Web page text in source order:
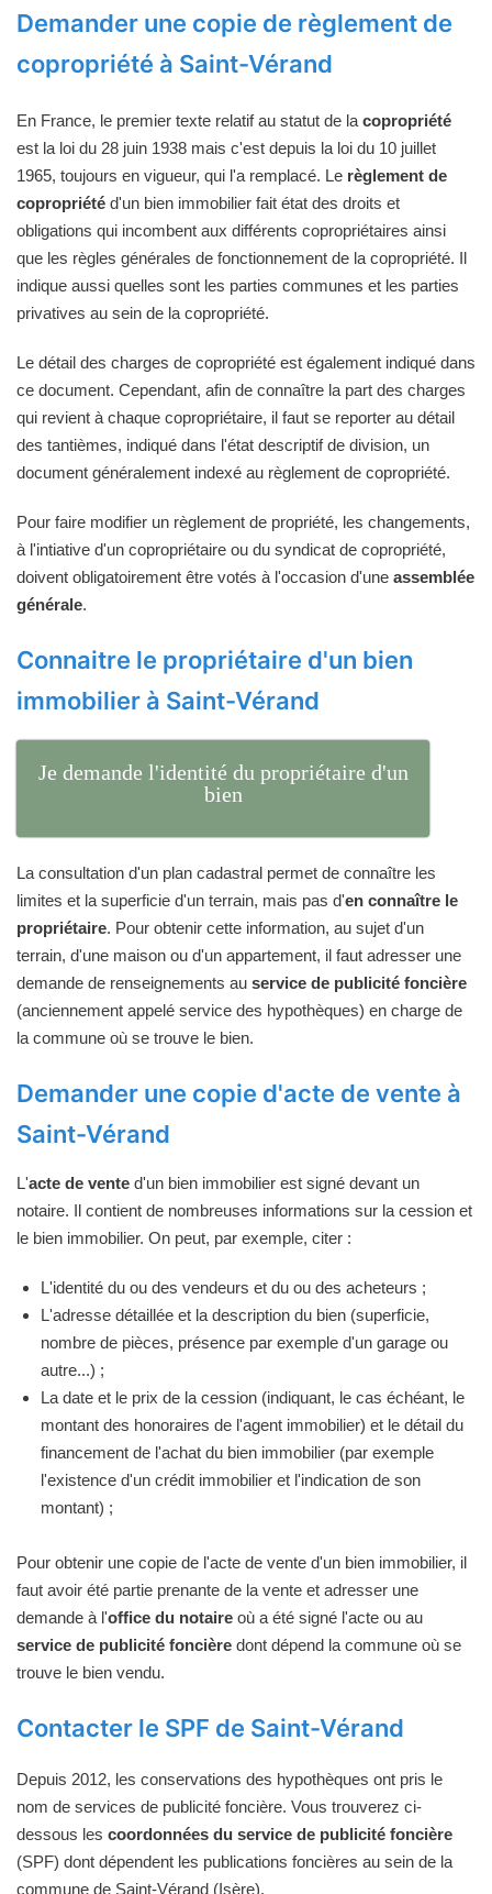
Demander une copie de règlement de
copropriété à Saint-Vérand
En France, le premier texte relatif au statut de la copropriété
est la loi du 28 juin 1938 mais c'est depuis la loi du 10 juillet
1965, toujours en vigueur, qui l'a remplacé. Le règlement de
copropriété d'un bien immobilier fait état des droits et
obligations qui incombent aux différents copropriétaires ainsi
que les règles générales de fonctionnement de la copropriété. Il
indique aussi quelles sont les parties communes et les parties
privatives au sein de la copropriété.
Le détail des charges de copropriété est également indiqué dans
ce document. Cependant, afin de connaître la part des charges
qui revient à chaque copropriétaire, il faut se reporter au détail
des tantièmes, indiqué dans l'état descriptif de division, un
document généralement indexé au règlement de copropriété.
Pour faire modifier un règlement de propriété, les changements,
à l'intiative d'un copropriétaire ou du syndicat de copropriété,
doivent obligatoirement être votés à l'occasion d'une assemblée
générale.
Connaitre le propriétaire d'un bien
immobilier à Saint-Vérand
Je demande l'identité du propriétaire d'un
bien
La consultation d'un plan cadastral permet de connaître les
limites et la superficie d'un terrain, mais pas d'en connaître le
propriétaire. Pour obtenir cette information, au sujet d'un
terrain, d'une maison ou d'un appartement, il faut adresser une
demande de renseignements au service de publicité foncière
(anciennement appelé service des hypothèques) en charge de
la commune où se trouve le bien.
Demander une copie d'acte de vente à
Saint-Vérand
L'acte de vente d'un bien immobilier est signé devant un
notaire. Il contient de nombreuses informations sur la cession et
le bien immobilier. On peut, par exemple, citer :
L'identité du ou des vendeurs et du ou des acheteurs ;
L'adresse détaillée et la description du bien (superficie,
nombre de pièces, présence par exemple d'un garage ou
autre...) ;
La date et le prix de la cession (indiquant, le cas échéant, le
montant des honoraires de l'agent immobilier) et le détail du
financement de l'achat du bien immobilier (par exemple
l'existence d'un crédit immobilier et l'indication de son
montant) ;
Pour obtenir une copie de l'acte de vente d'un bien immobilier, il
faut avoir été partie prenante de la vente et adresser une
demande à l'office du notaire où a été signé l'acte ou au
service de publicité foncière dont dépend la commune où se
trouve le bien vendu.
Contacter le SPF de Saint-Vérand
Depuis 2012, les conservations des hypothèques ont pris le
nom de services de publicité foncière. Vous trouverez ci-
dessous les coordonnées du service de publicité foncière
(SPF) dont dépendent les publications foncières au sein de la
commune de Saint-Vérand (Isère).